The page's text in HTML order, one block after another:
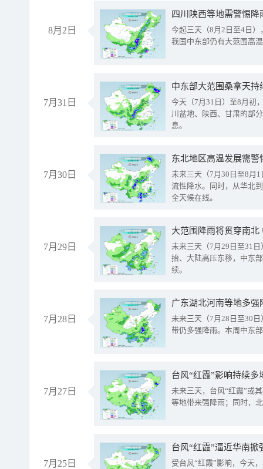
8月2日
今起三天（8月2日至4日
我国中东部仍有大范围高
7月31日
中东部大范围桑拿天
今天（7月31日）至8月初
川盆地、陕西、甘肃的部
息。
7月30日
东北地区高温发展需
未来三天（7月30日至8月
流性降水。同时，从华北
全天候在线。
7月29日
大范围降雨将贯穿南
未来三天（7月29日至31
抬、大陆高压东移，中东
续。
7月28日
广东湖北河南等地多
未来三天（7月28日至30
带仍多强降雨。本周中东
7月27日
台风“红霞”影响持续
未来三天，台风“红霞”或
等地带来强降雨；同时，
7月25日
台风“红霞”逼近华南
受台风“红霞”影响，今天